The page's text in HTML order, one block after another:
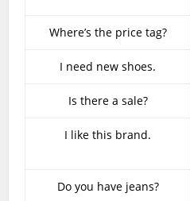
Where’s the price tag?
I need new shoes.
Is there a sale?
I like this brand.
Do you have jeans?